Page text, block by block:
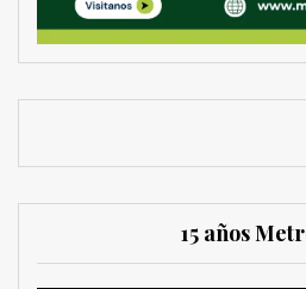
15 años